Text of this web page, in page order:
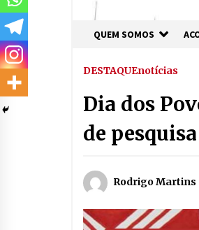
QUEM SOMOS
DESTAQUEnotícias
Dia dos
de
Rodrigo Martins